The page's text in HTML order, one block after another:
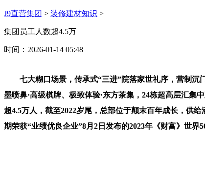
J9直营集团 > 装修建材知识 >
集团员工人数超4.5万
时间：2026-01-14 05:48
七大糊口场景，传承式“三进”院落家世礼序，营制沉门
墨喷鼻·高级棋牌、极致体验·东方茶集，24栋超高层汇
超4.5万人，截至2022岁尾，总部位于颠末百年成长，供
期荣获“业绩优良企业”8月2日发布的2023年《财富》世